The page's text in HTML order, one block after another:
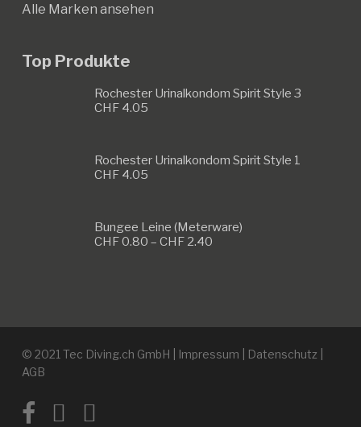
Alle Marken ansehen
Top Produkte
Rochester Urinalkondom Spirit Style 3
CHF4.05
Rochester Urinalkondom Spirit Style 1
CHF4.05
Bungee Leine (Meterware)
CHF0.80 – CHF2.40Preisspanne:
© 2021 Tec Diving.ch GmbH | Impressum Datenschutz
AGB
facebookinstagram
email